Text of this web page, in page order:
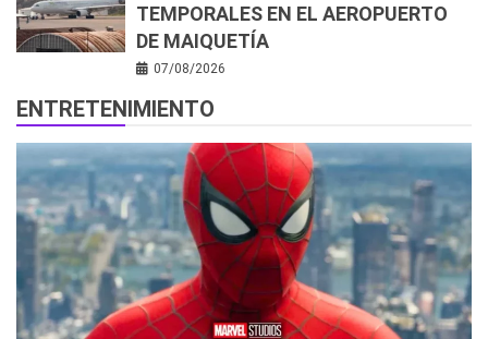
TEMPORALES EN EL AEROPUERTO
DE MAIQUETÍA
07/08/2026
ENTRETENIMIENTO